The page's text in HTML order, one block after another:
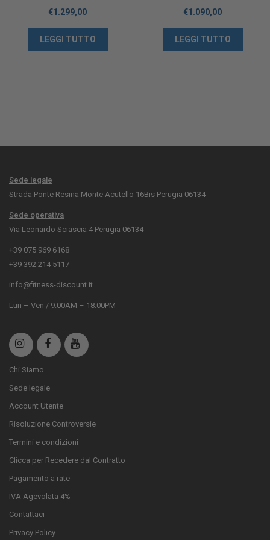
€1.299,00
LEGGI TUTTO
CYCLE
€1.090,00
LEGGI TUTTO
Sede legale
Strada Ponte Resina Monte Acutello 16Bis Perugia 06134
Sede operativa
Via Leonardo Sciascia 4 Perugia 06134
+39 075 969 6168
+39 392 214 5117
info@fitness-discount.it
Lun – Ven / 9:00AM – 18:00PM
Chi Siamo
Sede legale
Account Utente
Risoluzione Controversie
Termini e condizioni
Clicca per Recedere dal Contratto
Pagamento a rate
IVA Agevolata 4%
Contattaci
Privacy Policy